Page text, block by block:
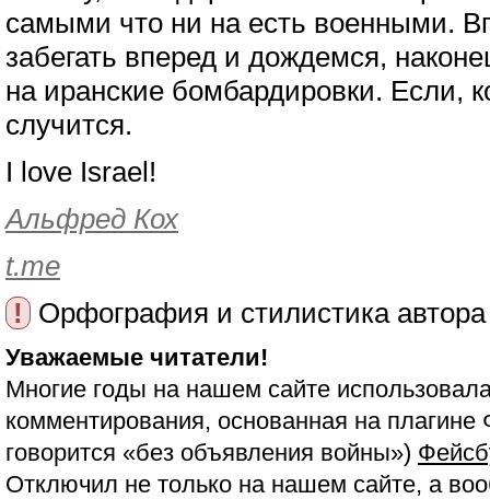
самыми что ни на есть военными.
забегать вперед и дождемся,
на иранские бомбардировки. Если,
случится.
I love Israel!
Альфред Кох
t.me
!
Орфография и стилистика
Уважаемые читатели!
Многие годы на нашем сайте
комментирования, основанная на
говорится «без объявления войны»)
Отключил не только на нашем сайте, а